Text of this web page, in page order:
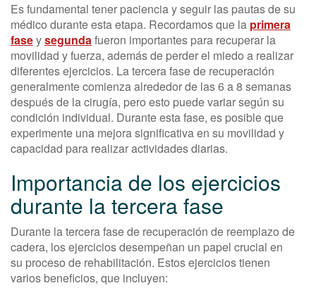
Es fundamental tener paciencia y seguir las pautas de su
médico durante esta etapa. Recordamos que la primera
faseysegundafueron importantes para recuperar la
movilidad y fuerza, además de perder el miedo a realizar
diferentes ejercicios. La tercera fase de recuperación
generalmente comienza alrededor de las 6 a 8 semanas
después de la cirugía, pero esto puede variar según su
condición individual. Durante esta fase, es posible que
experimente una mejora significativa en su movilidad y
capacidad para realizar actividades diarias.
Importancia de los ejercicios
durante la tercera fase
Durante la tercera fase de recuperación de reemplazo de
cadera, los ejercicios desempeñan un papel crucial en
su proceso de rehabilitación. Estos ejercicios tienen
varios beneficios, que incluyen: